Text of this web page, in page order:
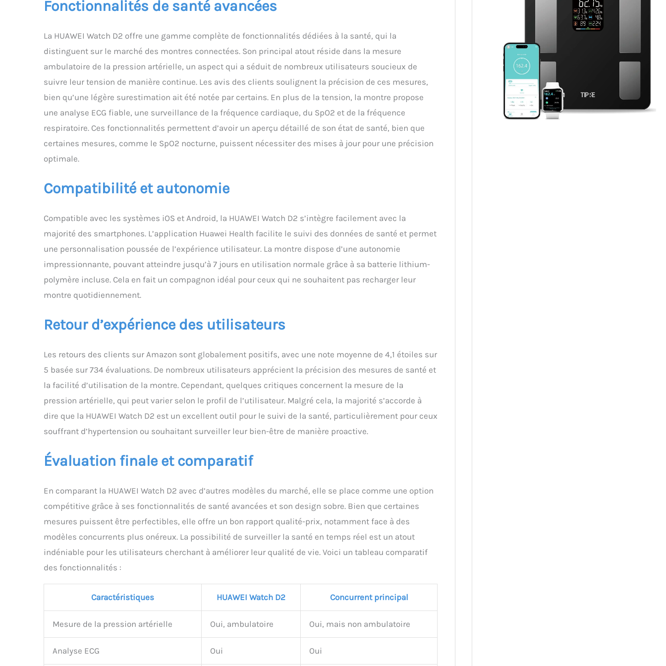
la SpO2, le nombre de pas quotidiens et la qualité du sommeil à partir
Cette montre vous permet de vous immerger plus facilement que jamais
dans vos séances d’entraînement préférées, grâce à plus de 80 modes
d’exercice, détection automatique de six activités courantes, et un
positionnement GNSS précis pour vous soutenir.Vos fonctions préférées
sont désormais à portée de main, grâce à la multitude de cartes
multifonctions à votre disposition
Fonctionnalités de santé avancées
La HUAWEI Watch D2 offre une gamme complète de fonctionnalités dédiées à la santé, qui la
distinguent sur le marché des montres connectées. Son principal atout réside dans la mesure
ambulatoire de la pression artérielle, un aspect qui a séduit de nombreux utilisateurs soucieux de
suivre leur tension de manière continue. Les avis des clients soulignent la précision de ces mesures,
bien qu’une légère surestimation ait été notée par certains. En plus de la tension, la montre propose
une analyse ECG fiable, une surveillance de la fréquence cardiaque, du SpO2 et de la fréquence
respiratoire. Ces fonctionnalités permettent d’avoir un aperçu détaillé de son état de santé, bien que
certaines mesures, comme le SpO2 nocturne, puissent nécessiter des mises à jour pour une précision
optimale.
Compatibilité et autonomie
Compatible avec les systèmes iOS et Android, la HUAWEI Watch D2 s’intègre facilement avec la
majorité des smartphones. L’application Huawei Health facilite le suivi des données de santé et permet
une personnalisation poussée de l’expérience utilisateur. La montre dispose d’une autonomie
impressionnante, pouvant atteindre jusqu’à 7 jours en utilisation normale grâce à sa batterie lithium-
polymère incluse. Cela en fait un compagnon idéal pour ceux qui ne souhaitent pas recharger leur
montre quotidiennement.
Retour d’expérience des utilisateurs
Les retours des clients sur Amazon sont globalement positifs, avec une note moyenne de 4,1 étoiles sur
5 basée sur 734 évaluations. De nombreux utilisateurs apprécient la précision des mesures de santé et
la facilité d’utilisation de la montre. Cependant, quelques critiques concernent la mesure de la
pression artérielle, qui peut varier selon le profil de l’utilisateur. Malgré cela, la majorité s’accorde à
dire que la HUAWEI Watch D2 est un excellent outil pour le suivi de la santé, particulièrement pour ceux
souffrant d’hypertension ou souhaitant surveiller leur bien-être de manière proactive.
Évaluation finale et comparatif
En comparant la HUAWEI Watch D2 avec d’autres modèles du marché, elle se place comme une option
compétitive grâce à ses fonctionnalités de santé avancées et son design sobre. Bien que certaines
mesures puissent être perfectibles, elle offre un bon rapport qualité-prix, notamment face à des
modèles concurrents plus onéreux. La possibilité de surveiller la santé en temps réel est un atout
indéniable pour les utilisateurs cherchant à améliorer leur qualité de vie. Voici un tableau comparatif
des fonctionnalités :
Caractéristiques HUAWEI Watch D2 Concurrent principal
Mesure de la pression artérielle Oui, ambulatoire Oui, mais non ambulatoire
Analyse ECG Oui Oui